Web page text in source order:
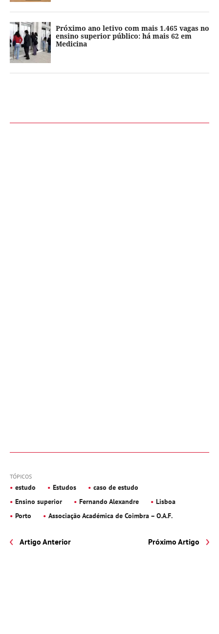
Próximo ano letivo com mais 1.465 vagas no
ensino superior público: há mais 62 em
Medicina
TÓPICOS
estudo Estudos
caso de estudo
Ensino superior
Fernando Alexandre
Lisboa
Porto
Associação Académica de Coimbra – O.A.F.
Artigo Anterior Próximo Artigo